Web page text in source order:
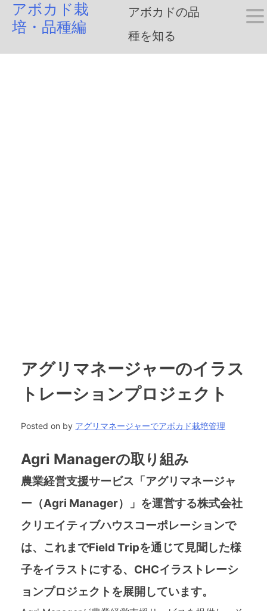
Skipアボカド栽
培・品種編
アボカドの品
種を知る
アグリマネージャーのイラス
トレーションプロジェクト
Posted on by アグリマネージャーでアボカド栽培管理
Agri Managerの取り組み
農業経営支援サービス「アグリマネージャ
ー（Agri Manager）」を運営する株式会社
クリエイティブハウスコーポレーションで
は、これまでField Tripを通じて見聞した様
子をイラストにする、CHCイラストレーシ
ョンプロジェクトを展開しています。